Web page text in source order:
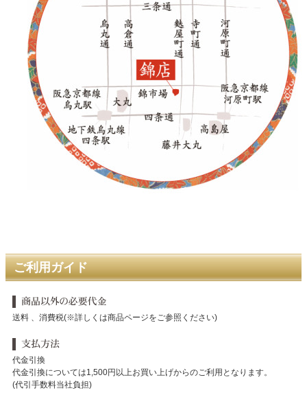
ご利用ガイド
送料 、消費税(※詳しくは商品ページをご参照ください)
代金引換
代金引換については1,500円以上お買い上げからのご利用となります。
(代引手数料当社負担)